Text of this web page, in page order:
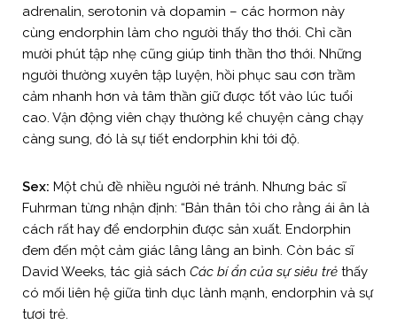
adrenalin, serotonin và dopamin – các hormon này
cùng endorphin làm cho người thấy thơ thới. Chỉ cần
mười phút tập nhẹ cũng giúp tinh thần thơ thới. Những
người thường xuyên tập luyện, hồi phục sau cơn trầm
cảm nhanh hơn và tâm thần giữ được tốt vào lúc tuổi
cao. Vận động viên chạy thường kể chuyện càng chạy
càng sung, đó là sự tiết endorphin khi tới độ.
Sex: Một chủ đề nhiều người né tránh. Nhưng bác sĩ
Fuhrman từng nhận định: “Bản thân tôi cho rằng ái ân là
cách rất hay để endorphin được sản xuất. Endorphin
đem đến một cảm giác lâng lâng an bình. Còn bác sĩ
David Weeks, tác giả sách Các bí ẩn của sự siêu trẻ thấy
có mối liên hệ giữa tình dục lành mạnh, endorphin và sự
tươi trẻ.